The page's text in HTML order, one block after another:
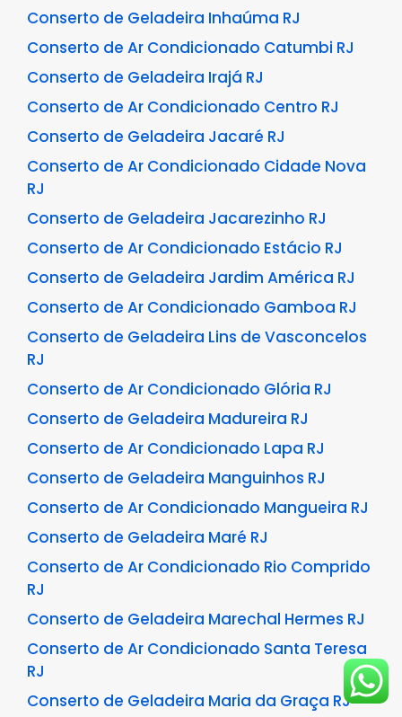
Conserto de Geladeira Inhaúma RJ
Conserto de Ar Condicionado Catumbi RJ
Conserto de Geladeira Irajá RJ
Conserto de Ar Condicionado Centro RJ
Conserto de Geladeira Jacaré RJ
Conserto de Ar Condicionado Cidade Nova
RJ
Conserto de Geladeira Jacarezinho RJ
Conserto de Ar Condicionado Estácio RJ
Conserto de Geladeira Jardim América RJ
Conserto de Ar Condicionado Gamboa RJ
Conserto de Geladeira Lins de Vasconcelos
RJ
Conserto de Ar Condicionado Glória RJ
Conserto de Geladeira Madureira RJ
Conserto de Ar Condicionado Lapa RJ
Conserto de Geladeira Manguinhos RJ
Conserto de Ar Condicionado Mangueira RJ
Conserto de Geladeira Maré RJ
Conserto de Ar Condicionado Rio Comprido
RJ
Conserto de Geladeira Marechal Hermes RJ
Conserto de Ar Condicionado Santa Teresa
RJ
Conserto de Geladeira Maria da Graça RJ